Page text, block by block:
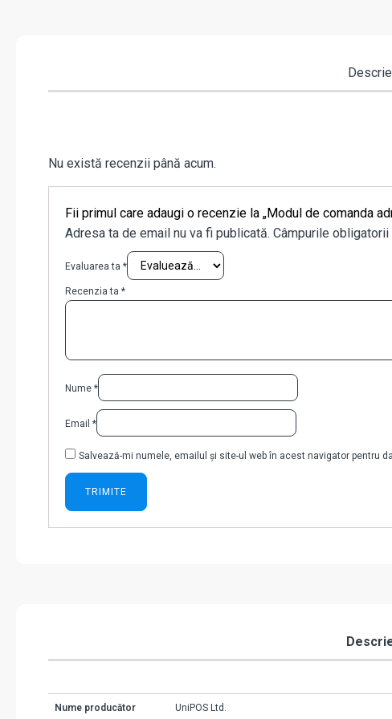
Nu există recenzii până acum.
Fii primul care adaugi o recenzie la „Modul de comanda
Adresa ta de email nu va fi publicată. Câmpurile
Evaluarea ta *
Recenzia ta *
Nume *
Email *
Salvează-mi numele, emailul și site-ul web în acest navigator pentru
Nume producător UniPOS Ltd.